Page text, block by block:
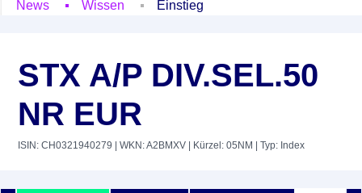
News
Wissen Einstieg
STX A/P DIV.SEL.50
NR EUR
ISIN: CH0321940279 | WKN: A2BMXV | Kürzel: 05NM | Typ: Index